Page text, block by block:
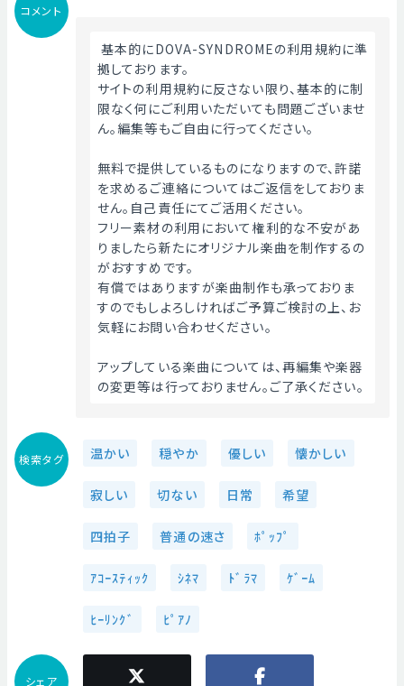
コメント
基本的にDOVA-SYNDROMEの利用規約に準
拠しております。
サイトの利用規約に反さない限り、基本的に制
限なく何にご利用いただいても問題ございませ
ん。編集等もご自由に行ってください。
無料で提供しているものになりますので、許諾
を求めるご連絡についてはご返信をしておりま
せん。自己責任にてご活用ください。
フリー素材の利用において権利的な不安があ
りましたら新たにオリジナル楽曲を制作するの
がおすすめです。
有償ではありますが楽曲制作も承っておりま
すのでもしよろしければご予算ご検討の上、お
気軽にお問い合わせください。
アップしている楽曲については、再編集や楽器
の変更等は行っておりません。ご了承ください。
検索タグ 温かい 穏やか 優しい 懐かしい
寂しい 切ない 日常 希望
四拍子 普通の速さ ﾎﾟｯﾌﾟ
ｱｺｰｽﾃｨｯｸ ｼﾈﾏ ﾄﾞﾗﾏ ｹﾞｰﾑ
ﾋｰﾘﾝｸﾞ ﾋﾟｱﾉ
シェア